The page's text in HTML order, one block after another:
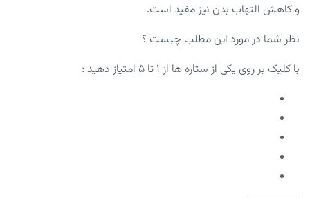
و کاهش التهاب بدن نیز مفید است.
نظر شما در مورد این مطلب چیست ؟
با کلیک بر روی یکی از ستاره ها از ۱ تا ۵ امتیاز دهید :